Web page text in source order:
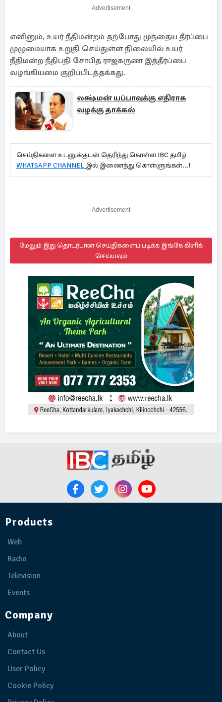
Advertisement
எனினும், உயர் நீதிமன்றம் தற்போது முந்தைய தீர்ப்பை
முழுமையாக உறுதி செய்துள்ள நிலையில் உயர்
நீதிமன்ற நீதிபதி சோபித ராஜகருண இத்தீர்ப்பை
வழங்கியமை குறிப்பிடத்தக்கது.
லக்ஷ்மன் யப்பாவுக்கு எதிராக
வழக்கு தாக்கல்
செய்திகளை உடனுக்குடன் தெரிந்து கொள்ள IBC தமிழ்
WHATSAPP CHANNEL இல் இணைந்து கொள்ளுங்கள்...!
Advertisement
மேலும் இது தொடர்பான செய்திகளைப் படிக்க இங்கே கிளிக்
செய்யவும்
Products
Web
Radio
Television
Events
Company
About
Contact Us
User Policy
Cookie Policy